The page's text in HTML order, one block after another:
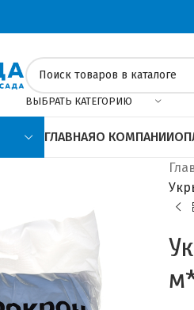
ВЫБРАТЬ КАТЕГОРИЮ
ГЛАВНАЯО КОМПАНИИ